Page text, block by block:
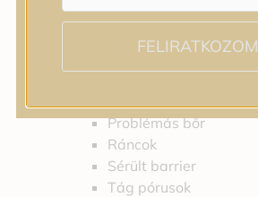
Érzékeny bőr
Fakóság
Problémás bőr
Ráncok
Sérült barrier
Tág pórusok
FELIRATKOZOM